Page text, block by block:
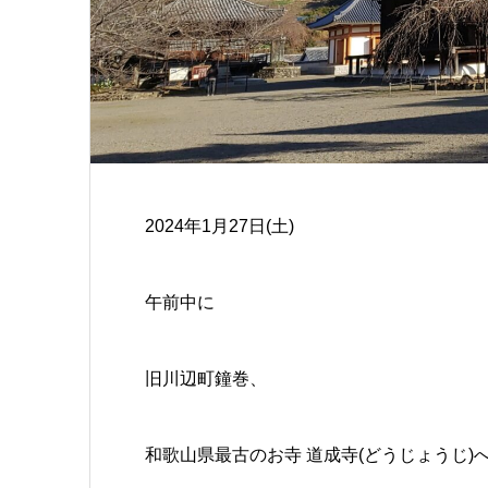
2024年1月27日(土)
午前中に
旧川辺町鐘巻、
和歌山県最古のお寺 道成寺(どうじょうじ)